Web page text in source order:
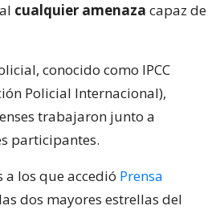
cualquier amenaza capaz de
conocido como IPCC
Policial Internacional),
trabajaron junto a
participantes.
los que accedió Prensa
dos mayores estrellas del